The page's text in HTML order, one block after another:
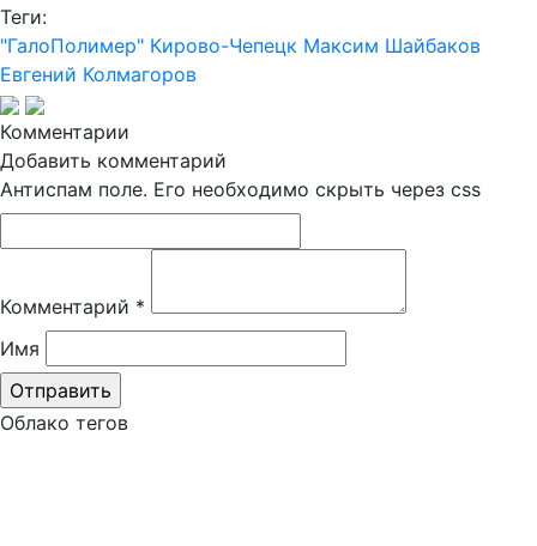
Теги:
"ГалоПолимер" Кирово-Чепецк Максим Шайбаков
Евгений Колмагоров
Комментарии
Добавить комментарий
Антиспам поле. Его необходимо скрыть через css
Комментарий *
Имя
Облако тегов